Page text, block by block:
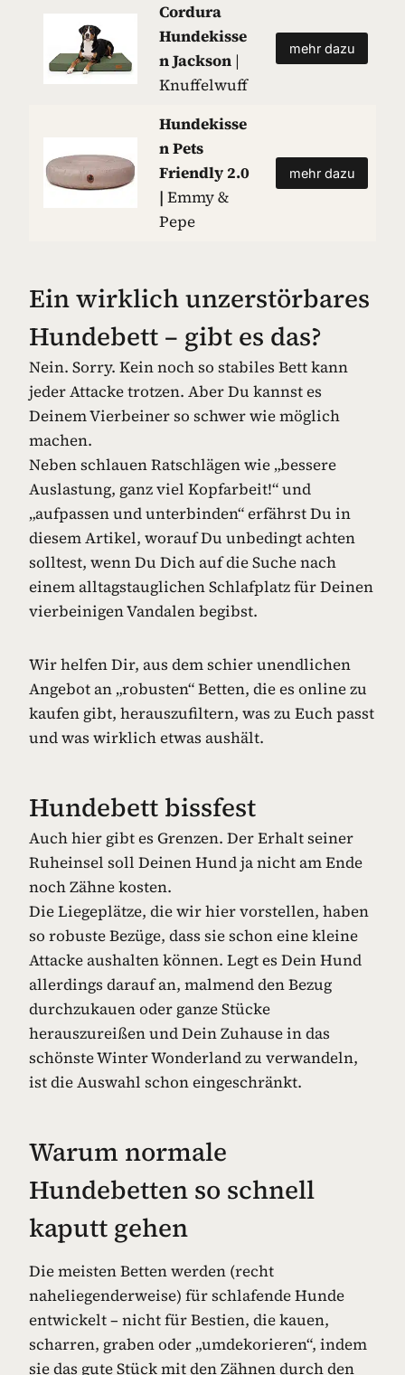
Cordura
Hundekisse
n Jackson |
Knuffelwuff
mehr dazu
Hundekisse
n Pets
Friendly 2.0
| Emmy &
Pepe
mehr dazu
Ein wirklich unzerstörbares
Hundebett – gibt es das?
Nein. Sorry. Kein noch so stabiles Bett kann
jeder Attacke trotzen. Aber Du kannst es
Deinem Vierbeiner so schwer wie möglich
machen.
Neben schlauen Ratschlägen wie „bessere
Auslastung, ganz viel Kopfarbeit!“ und
„aufpassen und unterbinden“ erfährst Du in
diesem Artikel, worauf Du unbedingt achten
solltest, wenn Du Dich auf die Suche nach
einem alltagstauglichen Schlafplatz für Deinen
vierbeinigen Vandalen begibst.
Wir helfen Dir, aus dem schier unendlichen
Angebot an „robusten“ Betten, die es online zu
kaufen gibt, herauszufiltern, was zu Euch passt
und was wirklich etwas aushält.
Hundebett bissfest
Auch hier gibt es Grenzen. Der Erhalt seiner
Ruheinsel soll Deinen Hund ja nicht am Ende
noch Zähne kosten.
Die Liegeplätze, die wir hier vorstellen, haben
so robuste Bezüge, dass sie schon eine kleine
Attacke aushalten können. Legt es Dein Hund
allerdings darauf an, malmend den Bezug
durchzukauen oder ganze Stücke
herauszureißen und Dein Zuhause in das
schönste Winter Wonderland zu verwandeln,
ist die Auswahl schon eingeschränkt.
Warum normale
Hundebetten so schnell
kaputt gehen
Die meisten Betten werden (recht
naheliegenderweise) für schlafende Hunde
entwickelt – nicht für Bestien, die kauen,
scharren, graben oder „umdekorieren“, indem
sie das gute Stück mit den Zähnen durch den